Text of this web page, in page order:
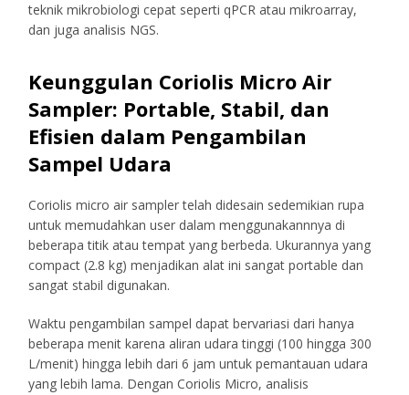
teknik mikrobiologi cepat seperti qPCR atau mikroarray,
dan juga analisis NGS.
Keunggulan Coriolis Micro Air
Sampler: Portable, Stabil, dan
Efisien dalam Pengambilan
Sampel Udara
Coriolis micro air sampler telah didesain sedemikian rupa
untuk memudahkan user dalam menggunakannnya di
beberapa titik atau tempat yang berbeda. Ukurannya yang
compact (2.8 kg) menjadikan alat ini sangat portable dan
sangat stabil digunakan.
Waktu pengambilan sampel dapat bervariasi dari hanya
beberapa menit karena aliran udara tinggi (100 hingga 300
L/menit) hingga lebih dari 6 jam untuk pemantauan udara
yang lebih lama. Dengan Coriolis Micro, analisis